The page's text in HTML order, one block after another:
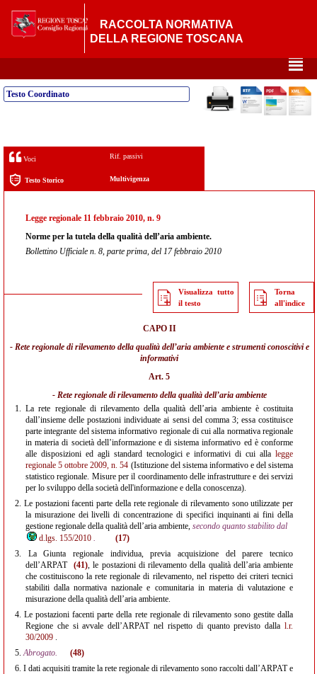
RACCOLTA NORMATIVA
DELLA REGIONE TOSCANA
²
Testo Coordinato
Voci Rif. passivi
Testo Storico Multivigenza
Legge regionale 11 febbraio 2010, n. 9
Norme per la tutela della qualità dell’aria ambiente.
Bollettino Ufficiale n. 8, parte prima, del 17 febbraio 2010
Visualizza tutto
il testo
Torna
all'indice
CAPO II
- Rete regionale di rilevamento della qualità dell’aria ambiente e strumenti conoscitivi e
informativi
Art. 5
- Rete regionale di rilevamento della qualità dell’aria ambiente
1.La rete regionale di rilevamento della qualità dell’aria ambiente è costituita
dall’insieme delle postazioni individuate ai sensi del comma 3; essa costituisce
parte integrante del sistema informativo regionale di cui alla normativa regionale
in materia di società dell’informazione e di sistema informativo ed è conforme
alle disposizioni ed agli standard tecnologici e informativi di cui alla legge
regionale 5 ottobre 2009, n. 54 (Istituzione del sistema informativo e del sistema
statistico regionale. Misure per il coordinamento delle infrastrutture e dei servizi
per lo sviluppo della società dell'informazione e della conoscenza).
2. Le postazioni facenti parte della rete regionale di rilevamento sono utilizzate per
la misurazione dei livelli di concentrazione di specifici inquinanti ai fini della
gestione regionale della qualità dell’aria ambiente, secondo quanto stabilito dal
d.lgs. 155/2010 .
(17)
3. La Giunta regionale individua, previa acquisizione del parere tecnico
dell’ARPAT (41), le postazioni di rilevamento della qualità dell’aria ambiente
che costituiscono la rete regionale di rilevamento, nel rispetto dei criteri tecnici
stabiliti dalla normativa nazionale e comunitaria in materia di valutazione e
misurazione della qualità dell’aria ambiente.
4.Le postazioni facenti parte della rete regionale di rilevamento sono gestite dalla
Regione che si avvale dell’ARPAT nel rispetto di quanto previsto dalla l.r.
30/2009 .
5.Abrogato.
(48)
6. I dati acquisiti tramite la rete regionale di rilevamento sono raccolti dall’ARPAT e